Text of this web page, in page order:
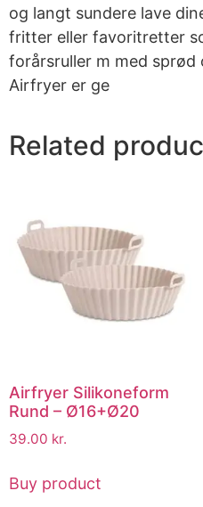
og langt sundere lave
fritter eller favoritretter
forårsruller m med
Airfryer er ge
Related
Airfryer Silikoneform
Rund – Ø16+Ø20
39.00 kr.
Buy product